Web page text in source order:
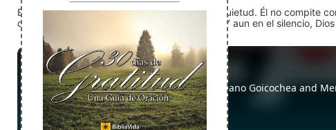
En medio del ruido, Dios nos encuentra en la quietud. Él no compite
detente (quédate quieto) Dios está presente. Y aun en el silencio,